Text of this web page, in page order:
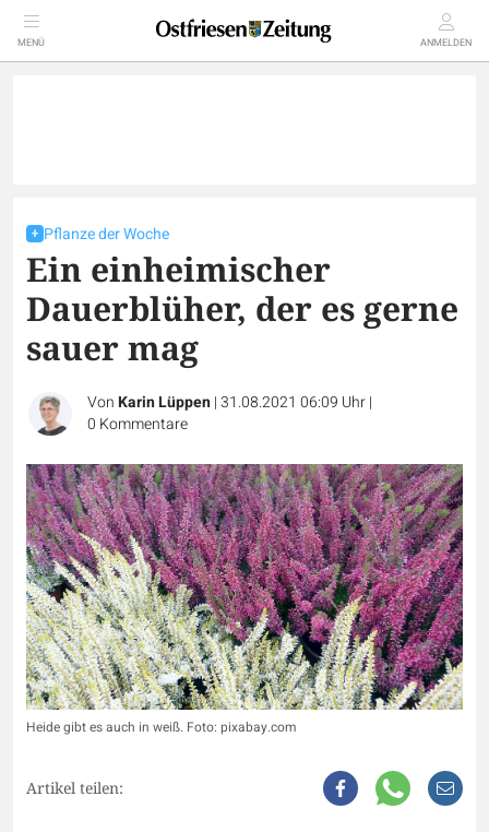
MENÜ ANMELDEN
Pflanze der Woche
Ein einheimischer
Dauerblüher, der es gerne
sauer mag
VonKarin Lüppen|31.08.2021 06:09 Uhr|
0 Kommentare
Heide gibt es auch in weiß. Foto: pixabay.com
Artikel teilen: